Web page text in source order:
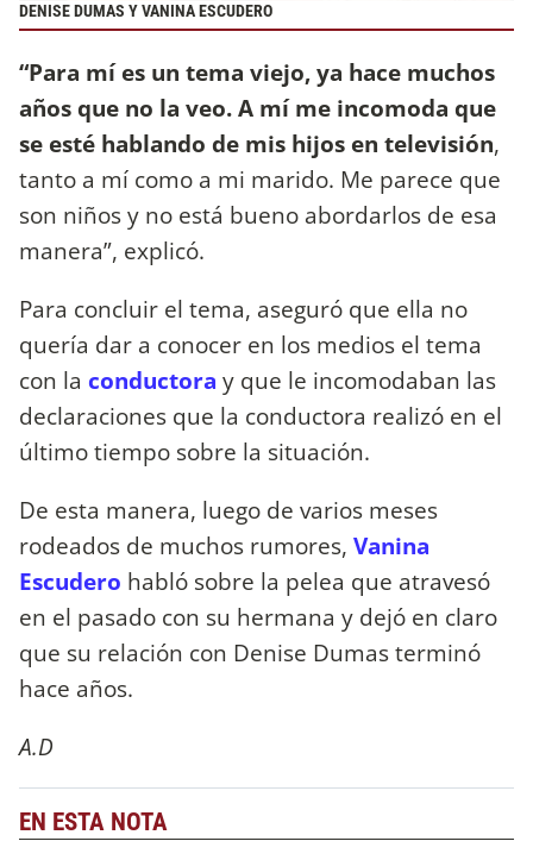
DENISE DUMAS Y VANINA ESCUDERO
“Para mí es un tema viejo, ya hace muchos
años que no la veo. A mí me incomoda que
se esté hablando de mis hijos en televisión,
tanto a mí como a mi marido. Me parece que
son niños y no está bueno abordarlos de esa
manera”, explicó.
Para concluir el tema, aseguró que ella no
quería dar a conocer en los medios el tema
con la conductora y que le incomodaban las
declaraciones que la conductora realizó en el
último tiempo sobre la situación.
De esta manera, luego de varios meses
rodeados de muchos rumores, Vanina
Escudero habló sobre la pelea que atravesó
en el pasado con su hermana y dejó en claro
que su relación con Denise Dumas terminó
hace años.
A.D
EN ESTA NOTA